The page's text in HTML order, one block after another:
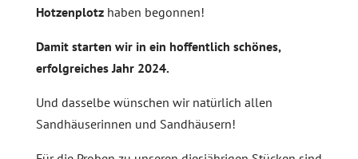
Hotzenplotzhaben begonnen!
Damit starten wir in ein hoffentlich schönes,
erfolgreiches Jahr 2024.
Und dasselbe wünschen wir natürlich allen
Sandhäuserinnen und Sandhäusern!